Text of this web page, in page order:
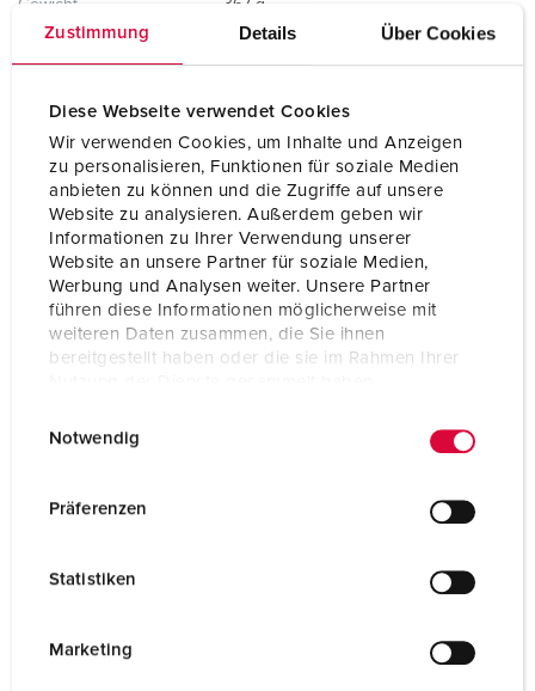
Zustimmung Details Über Cookies
Diese Webseite verwendet Cookies
Wir verwenden Cookies, um Inhalte und Anzeigen
zu personalisieren, Funktionen für soziale Medien
anbieten zu können und die Zugriffe auf unsere
Website zu analysieren. Außerdem geben wir
Informationen zu Ihrer Verwendung unserer
Website an unsere Partner für soziale Medien,
Werbung und Analysen weiter. Unsere Partner
führen diese Informationen möglicherweise mit
weiteren Daten zusammen, die Sie ihnen
bereitgestellt haben oder die sie im Rahmen Ihrer
Notwendig
Präferenzen
Statistiken
Marketing
Gewicht 367 g